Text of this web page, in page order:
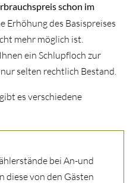
schon im
Erhöhung des Basispreises
mehr möglich ist.
ein Schlupfloch zur
selten rechtlich Bestand.
es verschiedene
bei An-und
diese von den Gästen